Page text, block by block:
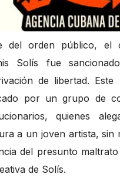
del orden público, el
Solís fue
de libertad. Este
por un grupo de
quienes
a un joven artista, sin
del presunto
de Solís.